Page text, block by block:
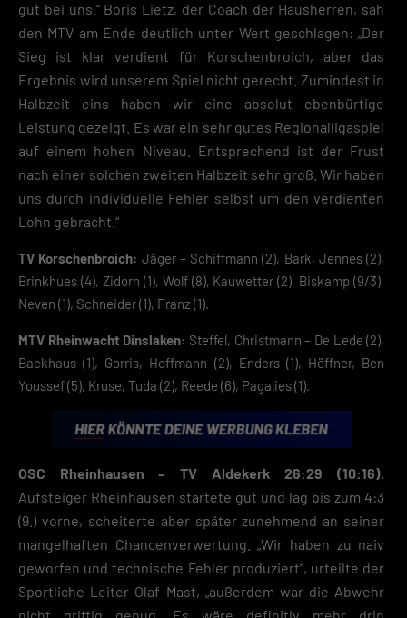
gut bei uns.“ Boris Lietz, der Coach der Hausherren, sah
den MTV am Ende deutlich unter Wert geschlagen: „Der
Sieg ist klar verdient für Korschenbroich, aber das
Ergebnis wird unserem Spiel nicht gerecht. Zumindest in
Halbzeit eins haben wir eine absolut ebenbürtige
Leistung gezeigt. Es war ein sehr gutes Regionalligaspiel
auf einem hohen Niveau. Entsprechend ist der Frust
nach einer solchen zweiten Halbzeit sehr groß. Wir haben
uns durch individuelle Fehler selbst um den verdienten
Lohn gebracht.“
TV Korschenbroich: Jäger – Schiffmann (2), Bark, Jennes (2),
Brinkhues (4), Zidorn (1), Wolf (8), Kauwetter (2), Biskamp (9/3),
Neven (1), Schneider (1), Franz (1).
MTV Rheinwacht Dinslaken: Steffel, Christmann – De Lede (2),
Backhaus (1), Gorris, Hoffmann (2), Enders (1), Höffner, Ben
Youssef (5), Kruse, Tuda (2), Reede (6), Pagalies (1).
OSC Rheinhausen – TV Aldekerk 26:29 (10:16).
Aufsteiger Rheinhausen startete gut und lag bis zum 4:3
(9.) vorne, scheiterte aber später zunehmend an seiner
mangelhaften Chancenverwertung. „Wir haben zu naiv
geworfen und technische Fehler produziert“, urteilte der
Sportliche Leiter Olaf Mast, „außerdem war die Abwehr